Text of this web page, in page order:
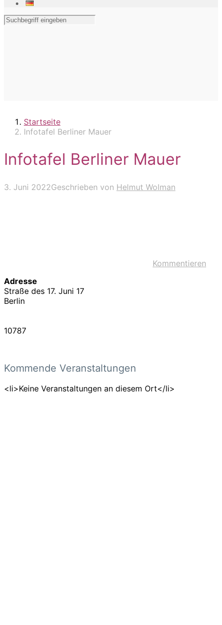
Startseite
Infotafel Berliner Mauer
Infotafel Berliner Mauer
3. Juni 2022Geschrieben von Helmut Wolman
Kommentieren
Adresse
Straße des 17. Juni 17
Berlin
10787
Kommende Veranstaltungen
<li>Keine Veranstaltungen an diesem Ort</li>